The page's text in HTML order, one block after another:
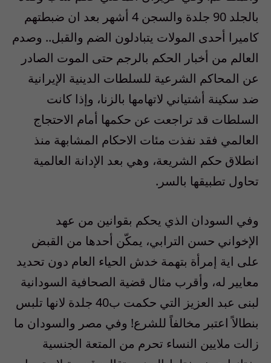
بالجلد 90 جلدة والسجن 4 أشهر بعد ان ضبطتهم
كاميرا أحدى المولات يتبادلون الضم والقبل.. وصدم
العالم من أخبار الحكم بالرجم حتى الموت الصادر
عن المحاكم الشرعية للسلطات الدينية الإيرانية
ضد سكينة أشتياني لاتهامها بالزنا، وإذا كانت
السلطات قد تراجعت عن حكمها أمام الاحتجاج
العالمي فقد نفذت مئات الاحكام المشابهة منذ
انطلاق حكم الشريعة، وهي بعد الإدانة العالمية
تحاول تطبيقها بالسر.
وفي السودان الذي يحكم بقوانين من عهد
الإخواني حسن الترابي، يمكّن أحدها من القبض
على اية إمرأة بتهمة خدش الحياء العام دون تحديد
معايير له، وأقرب مثال قضية الصحافية السودانية
لبنى عبد العزيز التي حكمت ب40 جلدة لانها تلبس
بنطالاً اعتبر مخالفاً للشرع! وفي مصر والسودان ما
زالت ملايين النساء تحرم من المتعة الجنسية